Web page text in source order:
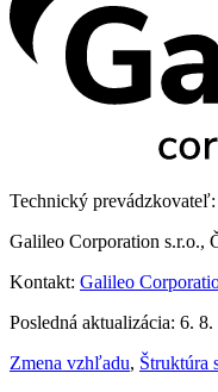
Technický prevádzkovateľ:
Galileo Corporation s.r.o.,
Kontakt: Galileo
Posledná aktualizácia: 6. 8.
Zmena vzhľadu, Štruktúra